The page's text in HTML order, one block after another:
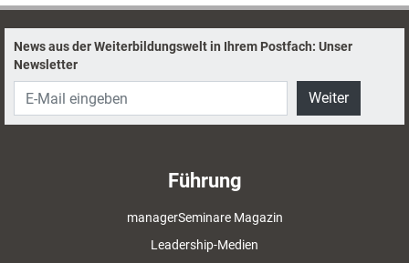
News aus der Weiterbildungswelt in Ihrem Postfach: Unser
Newsletter
Weiter
Führung
managerSeminare Magazin
Leadership-Medien